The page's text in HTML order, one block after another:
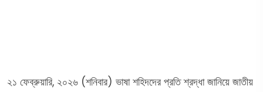
২১ ফেব্রুয়ারি, ২০২৬ (শনিবার) ভাষা শহিদদের প্রতি শ্রদ্ধা জানিয়ে জাতীয়